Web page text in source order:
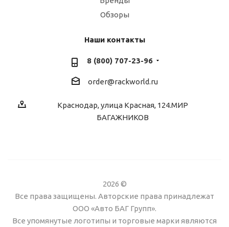
Обзоры
Наши контакты
8 (800) 707-23-96
order@rackworld.ru
Краснодар, улица Красная, 124.МИР
БАГАЖНИКОВ
2026 ©
Все права защищены. Авторские права принадлежат
ООО «Авто БАГ Групп».
Все упомянутые логотипы и торговые марки являются